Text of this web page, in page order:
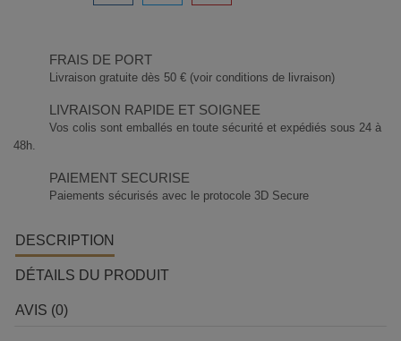
FRAIS DE PORT
Livraison gratuite dès 50 € (voir conditions de livraison)
LIVRAISON RAPIDE ET SOIGNEE
Vos colis sont emballés en toute sécurité et expédiés sous 24 à
48h.
PAIEMENT SECURISE
Paiements sécurisés avec le protocole 3D Secure
DESCRIPTION
DÉTAILS DU PRODUIT
AVIS (0)